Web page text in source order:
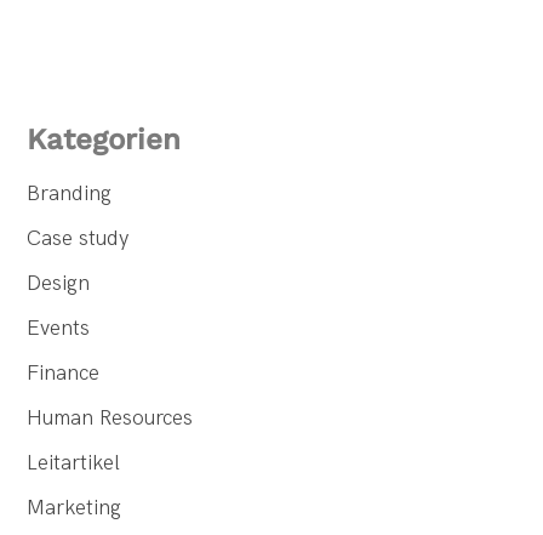
Kategorien
Branding
Case study
Design
Events
Finance
Human Resources
Leitartikel
Marketing